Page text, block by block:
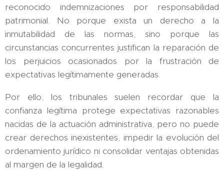
reconocido indemnizaciones por responsabilidad
patrimonial. No porque exista un derecho a la
inmutabilidad de las normas, sino porque las
circunstancias concurrentes justifican la reparación de
los perjuicios ocasionados por la frustración de
expectativas legítimamente generadas.
Por ello, los tribunales suelen recordar que la
confianza legítima protege expectativas razonables
nacidas de la actuación administrativa, pero no puede
crear derechos inexistentes, impedir la evolución del
ordenamiento jurídico ni consolidar ventajas obtenidas
al margen de la legalidad.